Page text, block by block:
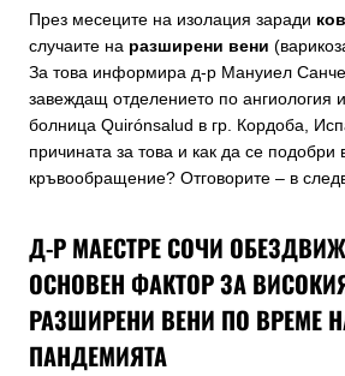
През месеците на изолация заради
случаите на разширени вени
За това информира д-р Мануиел
завеждащ отделението по ангиология
болница Quirónsalud в гр. Кордоба,
причината за това и как да се подобри
кръвообращение? Отговорите – в
Д-Р МАЕСТРЕ СОЧИ
ОСНОВЕН ФАКТОР ЗА
РАЗШИРЕНИ ВЕНИ ПО ВРЕМЕ
ПАНДЕМИЯТА